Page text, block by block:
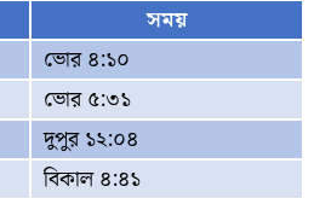
সময়
ভোর ৪:১০
ভোর ৫:৩১
দুপুর ১২:০৪
বিকাল ৪:৪১